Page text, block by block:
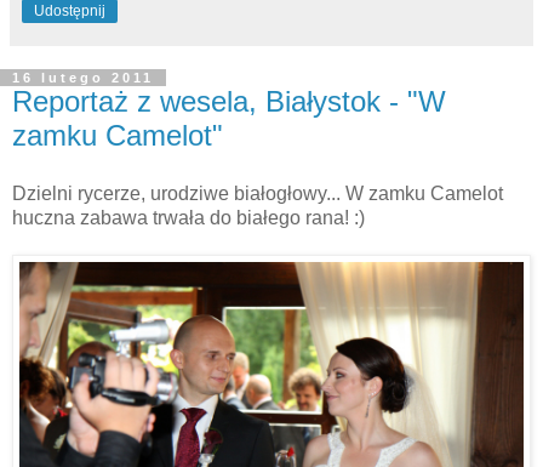
Udostępnij
16 lutego 2011
Reportaż z wesela, Białystok - "W
zamku Camelot"
Dzielni rycerze, urodziwe białogłowy... W zamku Camelot
huczna zabawa trwała do białego rana! :)